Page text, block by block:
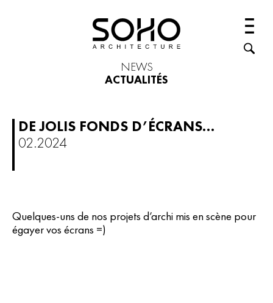
NEWS
ACTUALITÉS
DE JOLIS FONDS D’ÉCRANS…
02.2024
Quelques-uns de nos projets d’archi mis en scène pour
égayer vos écrans =)